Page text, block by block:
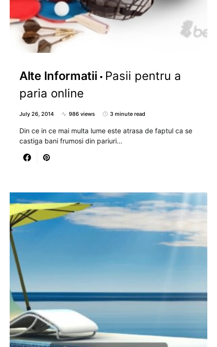
Alte Informatii
Pasii pentru a
paria online
July 26, 2014 986 views 3 minute read
Din ce in ce mai multa lume este atrasa de faptul ca se
castiga bani frumosi din pariuri…